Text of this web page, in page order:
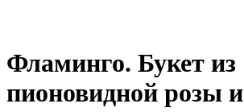
Фламинго. Букет из
пионовидной розы и